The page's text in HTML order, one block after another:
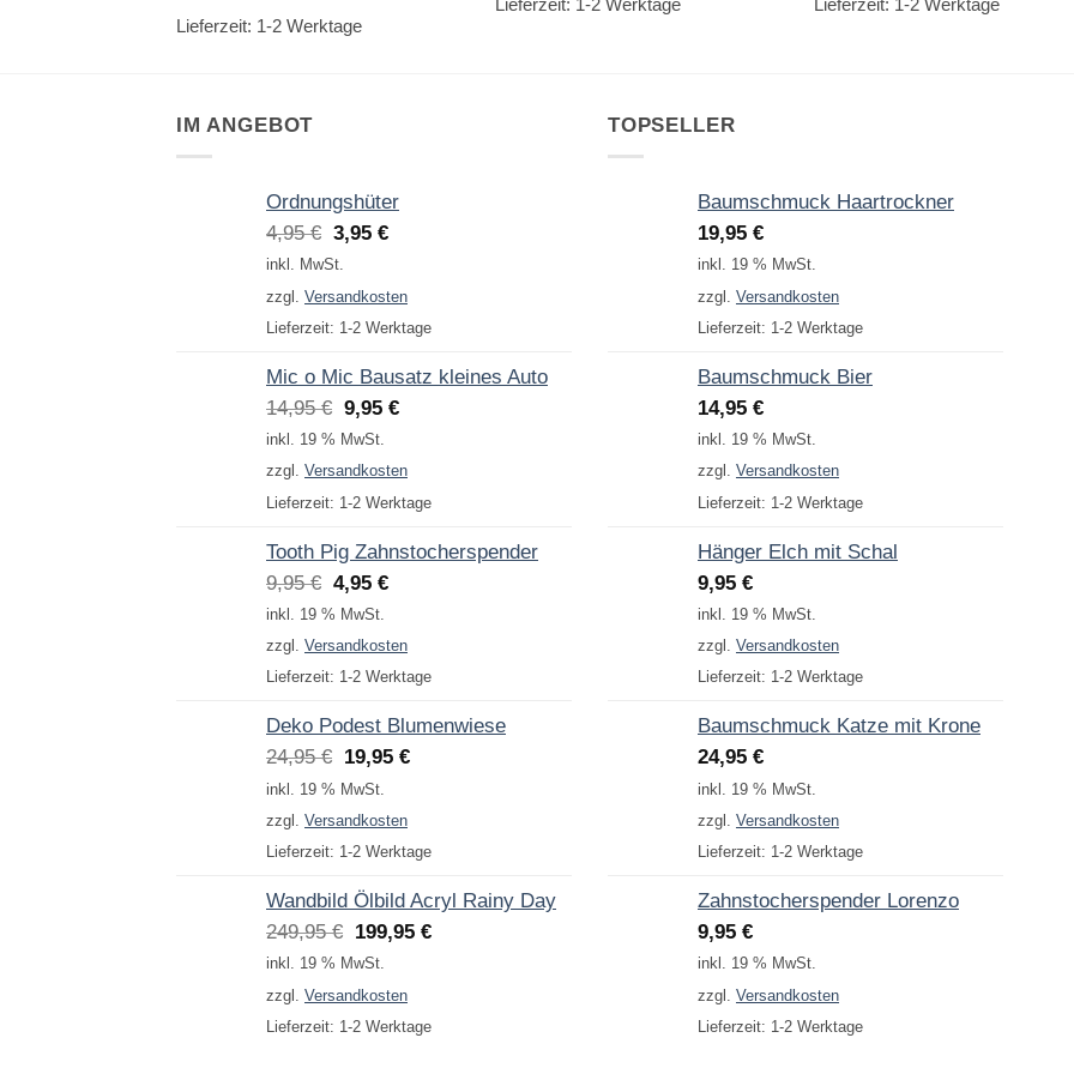
Lieferzeit: 1-2 Werktage
IM ANGEBOT
Ordnungshüter
4,95€ Ursprünglicher
Preis
war:
4,95 €
3,95 €Aktueller
3,95 €.
inkl. MwSt.
zzgl. Versandkosten
Lieferzeit: 1-2 Werktage
Mic o Mic Bausatz kleines Auto
14,95€ Ursprünglicher
Preis
war:
14,95 €
9,95 €Aktueller
9,95 €.
inkl. 19 % MwSt.
zzgl. Versandkosten
Lieferzeit: 1-2 Werktage
Tooth Pig Zahnstocherspender
9,95€ Ursprünglicher
Preis
war:
9,95 €
4,95 €Aktueller
4,95 €.
inkl. 19 % MwSt.
zzgl. Versandkosten
Lieferzeit: 1-2 Werktage
Deko Podest Blumenwiese
24,95€ Ursprünglicher
Preis
war:
24,95 €
19,95 €Aktueller
inkl. 19 % MwSt.
zzgl. Versandkosten
Lieferzeit: 1-2 Werktage
Wandbild Ölbild Acryl Rainy Day
249,95€ Ursprünglicher
Preis
war:
249,95 €
199,95 €Aktueller
inkl. 19 % MwSt.
zzgl. Versandkosten
Lieferzeit: 1-2 Werktage
TOPSELLER
Baumschmuck Haartrockner
19,95 €
inkl. 19 % MwSt.
zzgl. Versandkosten
Lieferzeit: 1-2 Werktage
Baumschmuck Bier
14,95 €
inkl. 19 % MwSt.
zzgl. Versandkosten
Lieferzeit: 1-2 Werktage
Hänger Elch mit Schal
9,95 €
inkl. 19 % MwSt.
zzgl. Versandkosten
Lieferzeit: 1-2 Werktage
Baumschmuck Katze mit Krone
24,95 €
inkl. 19 % MwSt.
zzgl. Versandkosten
Lieferzeit: 1-2 Werktage
Zahnstocherspender Lorenzo
9,95 €
inkl. 19 % MwSt.
zzgl. Versandkosten
Lieferzeit: 1-2 Werktage